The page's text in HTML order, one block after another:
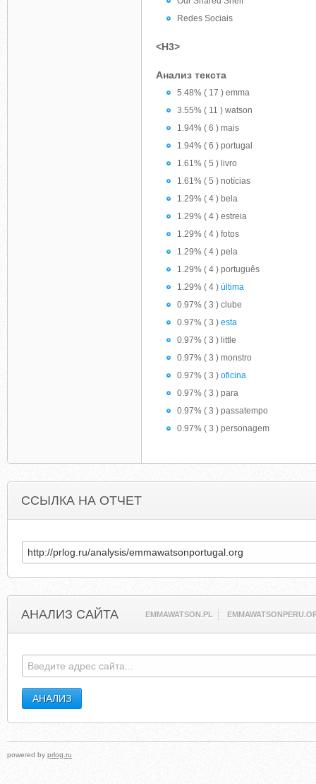
Redes Sociais
<H3>
Анализ текста
5.48% ( 17 ) emma
3.55% ( 11 ) watson
1.94% ( 6 ) mais
1.94% ( 6 ) portugal
1.61% ( 5 ) livro
1.61% ( 5 ) notícias
1.29% ( 4 ) bela
1.29% ( 4 ) estreia
1.29% ( 4 ) fotos
1.29% ( 4 ) pela
1.29% ( 4 ) português
1.29% ( 4 ) última
0.97% ( 3 ) clube
0.97% ( 3 ) esta
0.97% ( 3 ) little
0.97% ( 3 ) monstro
0.97% ( 3 ) oficina
0.97% ( 3 ) para
0.97% ( 3 ) passatempo
0.97% ( 3 ) personagem
ССЫЛКА НА ОТЧЕТ
АНАЛИЗ САЙТА EMMAWATSON.PL
powered by prlog.ru